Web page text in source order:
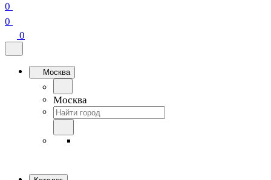
0
0
0
Москва
Москва